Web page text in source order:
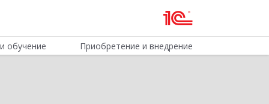
обучение Приобретение и внедрение